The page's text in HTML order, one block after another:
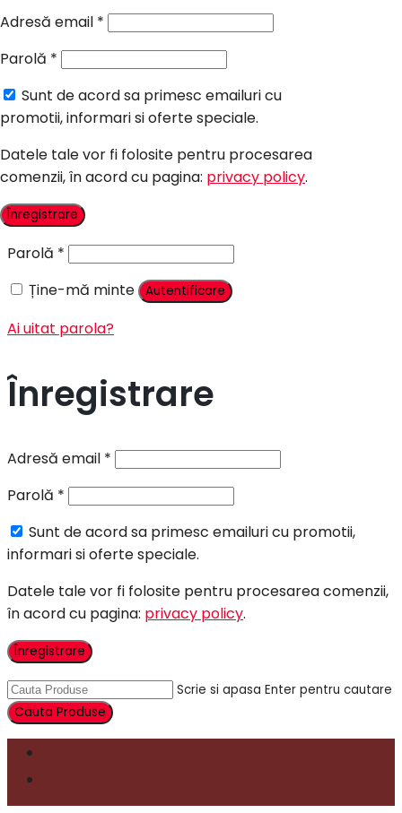
Candy Bar Botez
Contact
Autentificare
Parolă *
Ține-mă minte
Autentificare
Ai uitat parola?
Înregistrare
Adresă email *
Parolă *
Sunt de acord sa primesc emailuri cu promotii,
informari si oferte speciale.
Datele tale vor fi folosite pentru procesarea comenzii,
în acord cu pagina: privacy policy.
Înregistrare
Scrie si apasa Enter pentru cautare
Adresă email *
Parolă *
Sunt de acord sa primesc emailuri cu
promotii, informari si oferte speciale.
Datele tale vor fi folosite pentru procesarea
comenzii, în acord cu pagina: privacy policy.
Înregistrare